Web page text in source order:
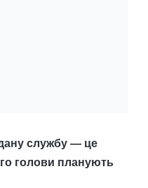
службу — це
голови планують